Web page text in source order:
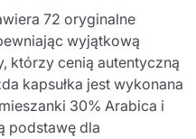
72 oryginalne
wyjątkową
którzy cenią autentyczną
kapsułka jest wykonana
30% Arabica i
podstawę dla